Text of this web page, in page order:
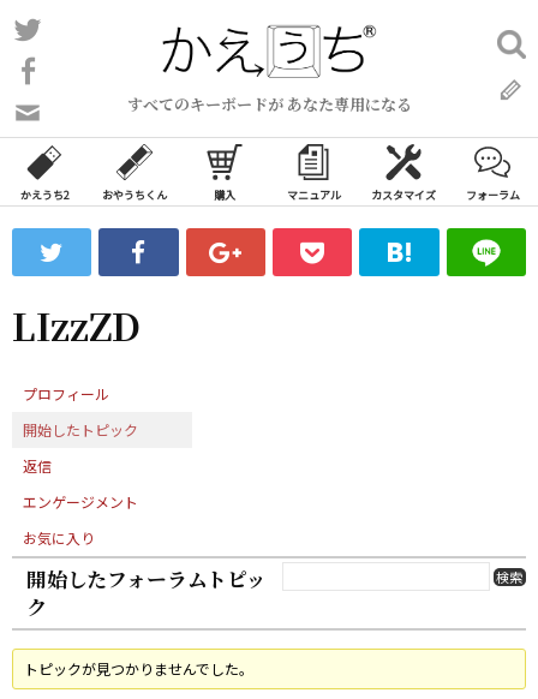
コ
ン
ン
ツ
ス
ッ
プ
すべてのキーボードが あなた専用になる
い
合
わ
フ
ォ
ム
検
索:
かえうち2 おやうちくん 購入 マニュアル カスタマイズ フォーラム
LIzzZD
プロフィール
開始したトピック
返信
エンゲージメント
お気に入り
開始したフォーラムトピッ
ク
トピックが見つかりませんでした。